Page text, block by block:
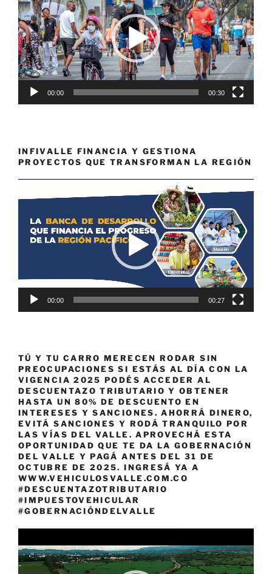
vídeo
00:00 00:30
INFIVALLE FINANCIA Y GESTIONA
PROYECTOS QUE TRANSFORMAN LA REGIÓN
de
00:00 00:27
TÚ Y TU CARRO MERECEN RODAR SIN
PREOCUPACIONES SI ESTÁS AL DÍA CON LA
VIGENCIA 2025 PODÉS ACCEDER AL
DESCUENTAZO TRIBUTARIO Y OBTENER
HASTA UN 80% DE DESCUENTO EN
INTERESES Y SANCIONES. AHORRÁ DINERO,
EVITÁ SANCIONES Y RODÁ TRANQUILO POR
LAS VÍAS DEL VALLE. APROVECHÁ ESTA
OPORTUNIDAD QUE TE DA LA GOBERNACIÓN
DEL VALLE Y PAGÁ ANTES DEL 31 DE
OCTUBRE DE 2025. INGRESÁ YA A
WWW.VEHICULOSVALLE.COM.CO
#DESCUENTAZOTRIBUTARIO
#IMPUESTOVEHICULAR
#GOBERNACIÓNDELVALLE
de
vídeo